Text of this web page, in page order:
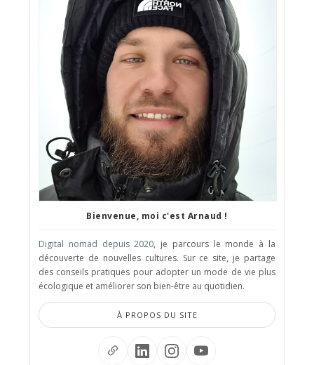
Bienvenue, moi c'est Arnaud !
Digital nomad depuis 2020, je parcours le monde à la
découverte de nouvelles cultures. Sur ce site, je partage
des conseils pratiques pour adopter un mode de vie plus
écologique et améliorer son bien-être au quotidien.
À PROPOS DU SITE